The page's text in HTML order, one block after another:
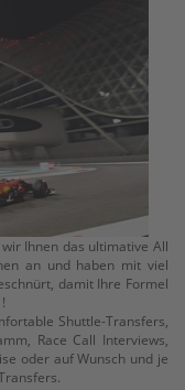
Ihnen das ultimative All
an und haben mit viel
damit Ihre Formel
Shuttle-Transfers,
Race Call Interviews,
oder auf Wunsch und je